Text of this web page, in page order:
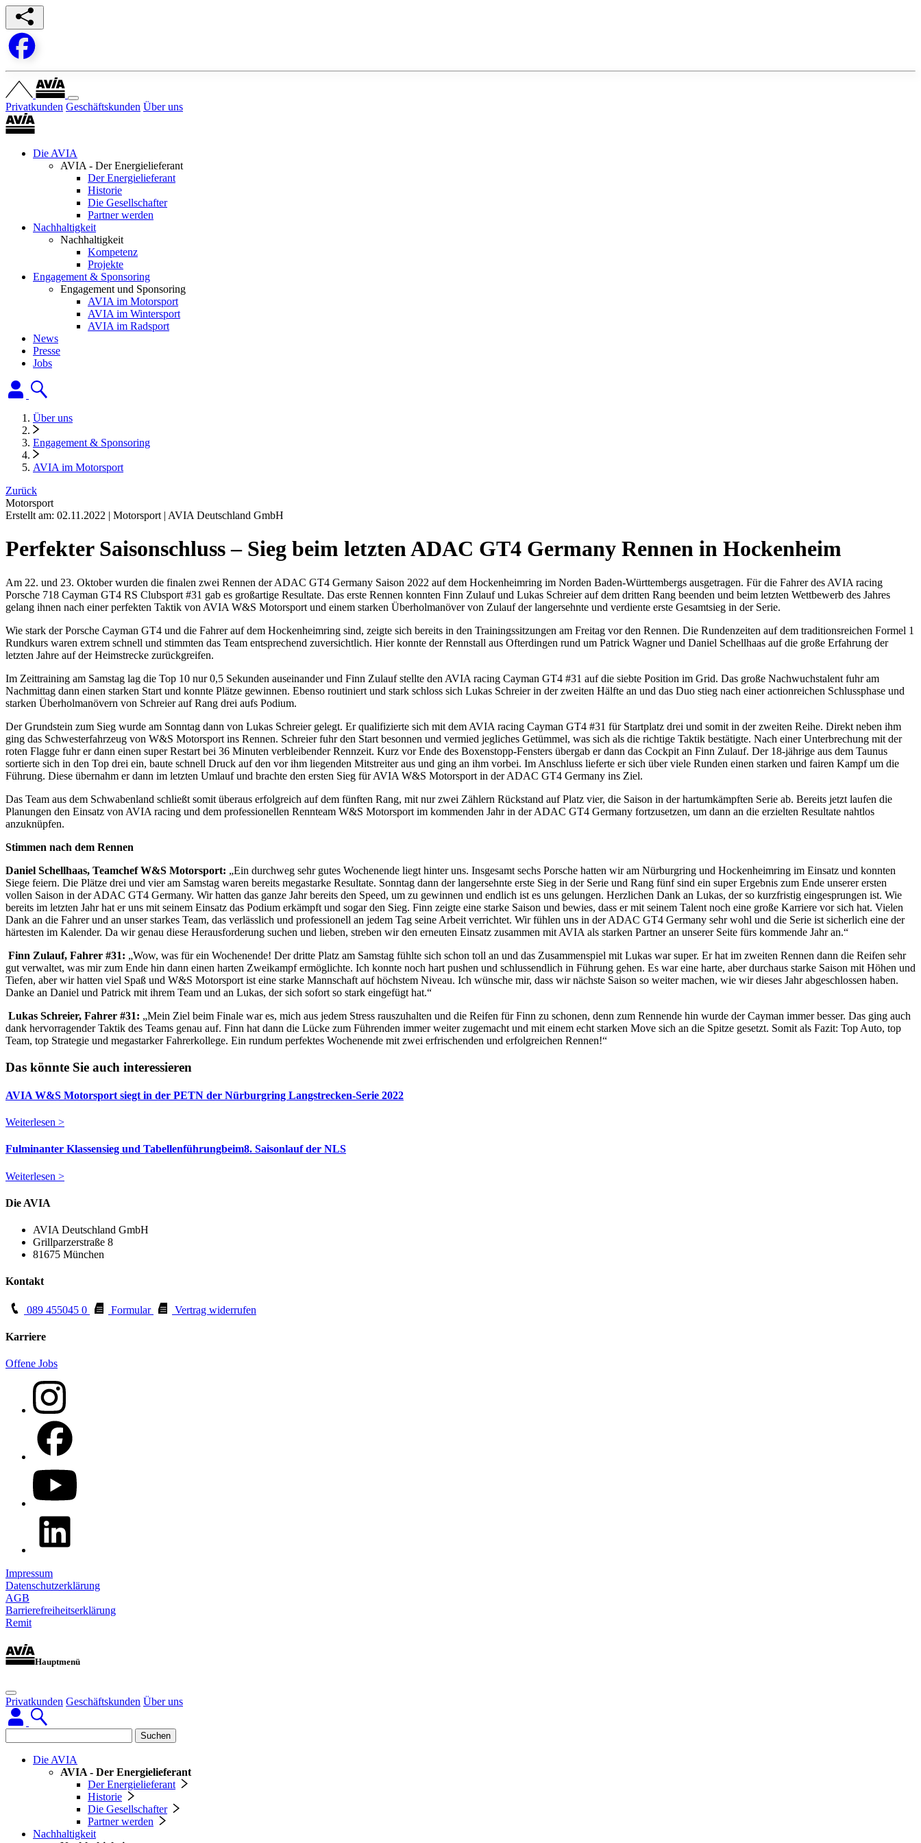
Privatkunden Geschäftskunden Über uns
Die AVIA
AVIA - Der Energielieferant
Der Energielieferant
Historie
Die Gesellschafter
Partner werden
Nachhaltigkeit
Nachhaltigkeit
Kompetenz
Projekte
Engagement & Sponsoring
Engagement und Sponsoring
AVIA im Motorsport
AVIA im Wintersport
AVIA im Radsport
News
Presse
Jobs
Über uns
Engagement & Sponsoring
AVIA im Motorsport
Zurück
Motorsport
Erstellt am: 02.11.2022 | Motorsport | AVIA Deutschland GmbH
Perfekter Saisonschluss – Sieg beim letzten ADAC GT4 Germany Rennen in Hockenheim
Am 22. und 23. Oktober wurden die finalen zwei Rennen der ADAC GT4 Germany Saison 2022 auf dem Hockenheimring im Norden Baden-Württembergs ausgetragen. Für die Fahrer des AVIA racing
Porsche 718 Cayman GT4 RS Clubsport #31 gab es großartige Resultate. Das erste Rennen konnten Finn Zulauf und Lukas Schreier auf dem dritten Rang beenden und beim letzten Wettbewerb des Jahres
gelang ihnen nach einer perfekten Taktik von AVIA W&S Motorsport und einem starken Überholmanöver von Zulauf der langersehnte und verdiente erste Gesamtsieg in der Serie.
Wie stark der Porsche Cayman GT4 und die Fahrer auf dem Hockenheimring sind, zeigte sich bereits in den Trainingssitzungen am Freitag vor den Rennen. Die Rundenzeiten auf dem traditionsreichen Formel 1
Rundkurs waren extrem schnell und stimmten das Team entsprechend zuversichtlich. Hier konnte der Rennstall aus Ofterdingen rund um Patrick Wagner und Daniel Schellhaas auf die große Erfahrung der
letzten Jahre auf der Heimstrecke zurückgreifen.
Im Zeittraining am Samstag lag die Top 10 nur 0,5 Sekunden auseinander und Finn Zulauf stellte den AVIA racing Cayman GT4 #31 auf die siebte Position im Grid. Das große Nachwuchstalent fuhr am
Nachmittag dann einen starken Start und konnte Plätze gewinnen. Ebenso routiniert und stark schloss sich Lukas Schreier in der zweiten Hälfte an und das Duo stieg nach einer actionreichen Schlussphase und
starken Überholmanövern von Schreier auf Rang drei aufs Podium.
Der Grundstein zum Sieg wurde am Sonntag dann von Lukas Schreier gelegt. Er qualifizierte sich mit dem AVIA racing Cayman GT4 #31 für Startplatz drei und somit in der zweiten Reihe. Direkt neben ihm
ging das Schwesterfahrzeug von W&S Motorsport ins Rennen. Schreier fuhr den Start besonnen und vermied jegliches Getümmel, was sich als die richtige Taktik bestätigte. Nach einer Unterbrechung mit der
roten Flagge fuhr er dann einen super Restart bei 36 Minuten verbleibender Rennzeit. Kurz vor Ende des Boxenstopp-Fensters übergab er dann das Cockpit an Finn Zulauf. Der 18-jährige aus dem Taunus
sortierte sich in den Top drei ein, baute schnell Druck auf den vor ihm liegenden Mitstreiter aus und ging an ihm vorbei. Im Anschluss lieferte er sich über viele Runden einen starken und fairen Kampf um die
Führung. Diese übernahm er dann im letzten Umlauf und brachte den ersten Sieg für AVIA W&S Motorsport in der ADAC GT4 Germany ins Ziel.
Das Team aus dem Schwabenland schließt somit überaus erfolgreich auf dem fünften Rang, mit nur zwei Zählern Rückstand auf Platz vier, die Saison in der hartumkämpften Serie ab. Bereits jetzt laufen die
Planungen den Einsatz von AVIA racing und dem professionellen Rennteam W&S Motorsport im kommenden Jahr in der ADAC GT4 Germany fortzusetzen, um dann an die erzielten Resultate nahtlos
anzuknüpfen.
Stimmen nach dem Rennen
Daniel Schellhaas, Teamchef W&S Motorsport: „Ein durchweg sehr gutes Wochenende liegt hinter uns. Insgesamt sechs Porsche hatten wir am Nürburgring und Hockenheimring im Einsatz und konnten
Siege feiern. Die Plätze drei und vier am Samstag waren bereits megastarke Resultate. Sonntag dann der langersehnte erste Sieg in der Serie und Rang fünf sind ein super Ergebnis zum Ende unserer ersten
vollen Saison in der ADAC GT4 Germany. Wir hatten das ganze Jahr bereits den Speed, um zu gewinnen und endlich ist es uns gelungen. Herzlichen Dank an Lukas, der so kurzfristig eingesprungen ist. Wie
bereits im letzten Jahr hat er uns mit seinem Einsatz das Podium erkämpft und sogar den Sieg. Finn zeigte eine starke Saison und bewies, dass er mit seinem Talent noch eine große Karriere vor sich hat. Vielen
Dank an die Fahrer und an unser starkes Team, das verlässlich und professionell an jedem Tag seine Arbeit verrichtet. Wir fühlen uns in der ADAC GT4 Germany sehr wohl und die Serie ist sicherlich eine der
härtesten im Kalender. Da wir genau diese Herausforderung suchen und lieben, streben wir den erneuten Einsatz zusammen mit AVIA als starken Partner an unserer Seite fürs kommende Jahr an.“
Finn Zulauf, Fahrer #31: „Wow, was für ein Wochenende! Der dritte Platz am Samstag fühlte sich schon toll an und das Zusammenspiel mit Lukas war super. Er hat im zweiten Rennen dann die Reifen sehr
gut verwaltet, was mir zum Ende hin dann einen harten Zweikampf ermöglichte. Ich konnte noch hart pushen und schlussendlich in Führung gehen. Es war eine harte, aber durchaus starke Saison mit Höhen und
Tiefen, aber wir hatten viel Spaß und W&S Motorsport ist eine starke Mannschaft auf höchstem Niveau. Ich wünsche mir, dass wir nächste Saison so weiter machen, wie wir dieses Jahr abgeschlossen haben.
Danke an Daniel und Patrick mit ihrem Team und an Lukas, der sich sofort so stark eingefügt hat.“
Lukas Schreier, Fahrer #31: „Mein Ziel beim Finale war es, mich aus jedem Stress rauszuhalten und die Reifen für Finn zu schonen, denn zum Rennende hin wurde der Cayman immer besser. Das ging auch
dank hervorragender Taktik des Teams genau auf. Finn hat dann die Lücke zum Führenden immer weiter zugemacht und mit einem echt starken Move sich an die Spitze gesetzt. Somit als Fazit: Top Auto, top
Team, top Strategie und megastarker Fahrerkollege. Ein rundum perfektes Wochenende mit zwei erfrischenden und erfolgreichen Rennen!“
Das könnte Sie auch interessieren
AVIA W&S Motorsport siegt in der PETN der Nürburgring Langstrecken-Serie 2022
Weiterlesen >
Fulminanter Klassensieg und Tabellenführungbeim8. Saisonlauf der NLS
Weiterlesen >
Die AVIA
AVIA Deutschland GmbH
Grillparzerstraße 8
81675 München
Kontakt
089 455045 0 Formular Vertrag widerrufen
Karriere
Offene Jobs
Impressum
Datenschutzerklärung
AGB
Barrierefreiheitserklärung
Remit
Hauptmenü
Privatkunden Geschäftskunden Über uns
Suchen
Die AVIA
AVIA - Der Energielieferant
Der Energielieferant
Historie
Die Gesellschafter
Partner werden
Nachhaltigkeit